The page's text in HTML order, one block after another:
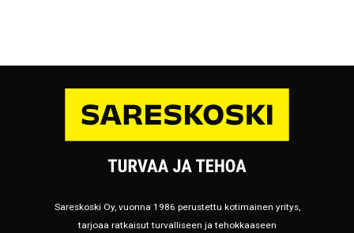
Sareskoski Oy, vuonna 1986 perustettu kotimainen yritys,
tarjoaa ratkaisut turvalliseen ja tehokkaaseen